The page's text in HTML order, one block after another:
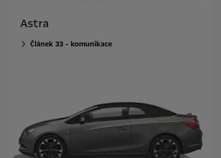
Astra
Článek 33 - komunikace